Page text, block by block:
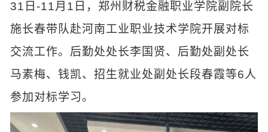
31日-11月1日，郑州财税金融职业学院副院长
施长春带队赴河南工业职业技术学院开展对标
交流工作。后勤处处长李国贤、后勤处副处长
马素梅、钱凯、招生就业处副处长段春霞等6人
参加对标学习。